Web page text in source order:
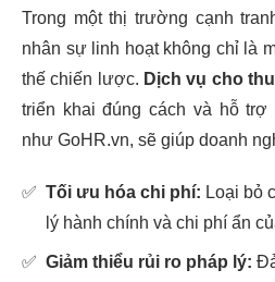
Trong một thị trường cạnh
nhân sự linh hoạt không chỉ là
thế chiến lược. Dịch vụ cho
triển khai đúng cách và hỗ
như GoHR.vn, sẽ giúp doanh
✅ Tối ưu hóa chi phí: Loại bỏ
lý hành chính và chi phí ẩn
✅ Giảm thiểu rủi ro pháp lý: